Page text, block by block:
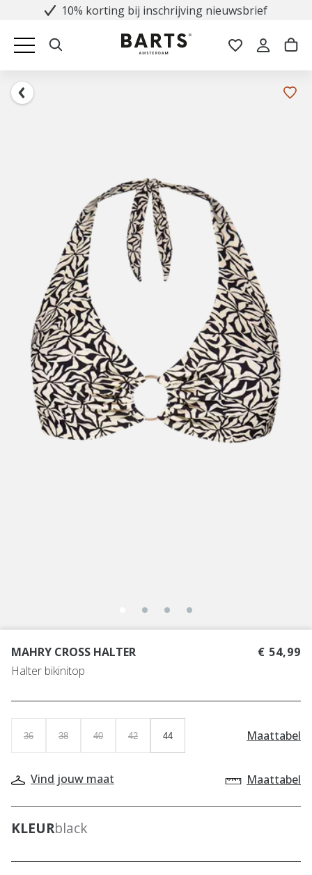
10% korting bij inschrijving nieuwsbrief
MAHRY CROSS HALTER
Halter bikinitop
€ 54,99
36 38 40 42 44 Maattabel
Vind jouw maat Maattabel
KLEURblack